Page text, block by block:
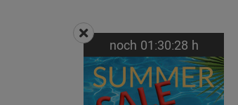
noch 01:30:27 h